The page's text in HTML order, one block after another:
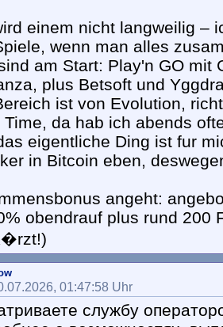
einem nicht langweilig –
wenn man alles
am Start: Play'n GO mit
plus Betsoft und
ist von Evolution,
da hab ich abends
eigentliche Ding ist fur
in Bitcoin eben,
angeht:
obendrauf plus rund 200
01:47:58 Uhr
службу